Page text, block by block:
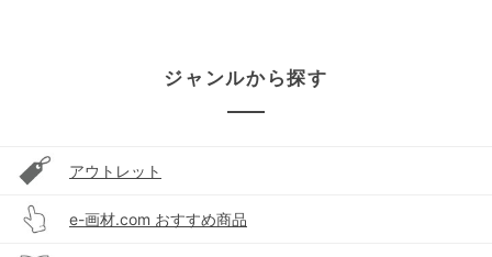
ジャンルから探す
アウトレット
e-画材.com おすすめ商品